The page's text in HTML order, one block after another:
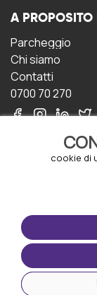
cookie di
A PROPOSITO
Parcheggio
Chi siamo
Contatti
0700 70 270
CONDIZIONI
Termini e
Politica sulla
Gestione dei